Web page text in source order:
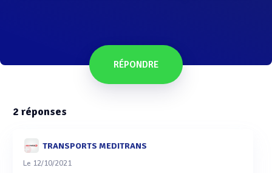
RÉPONDRE
2 réponses
TRANSPORTS MEDITRANS
Le 12/10/2021